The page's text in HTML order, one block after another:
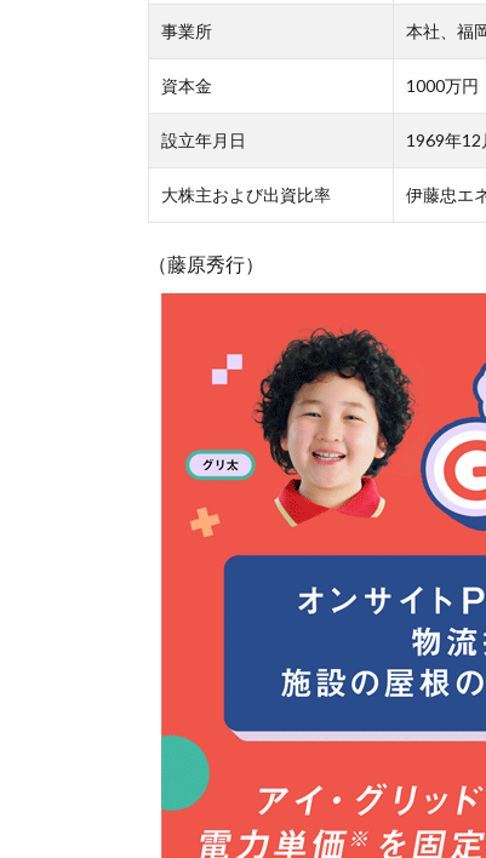
事業所 本社、福
資本金 1000万円
設立年月日 1969年12
大株主および出資比率 伊藤忠エ
（藤原秀行）